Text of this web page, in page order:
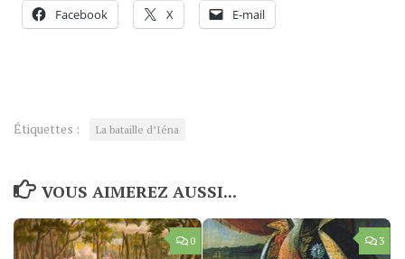
Facebook X E-mail
Étiquettes : La bataille d’Iéna
VOUS AIMEREZ AUSSI...
0 3